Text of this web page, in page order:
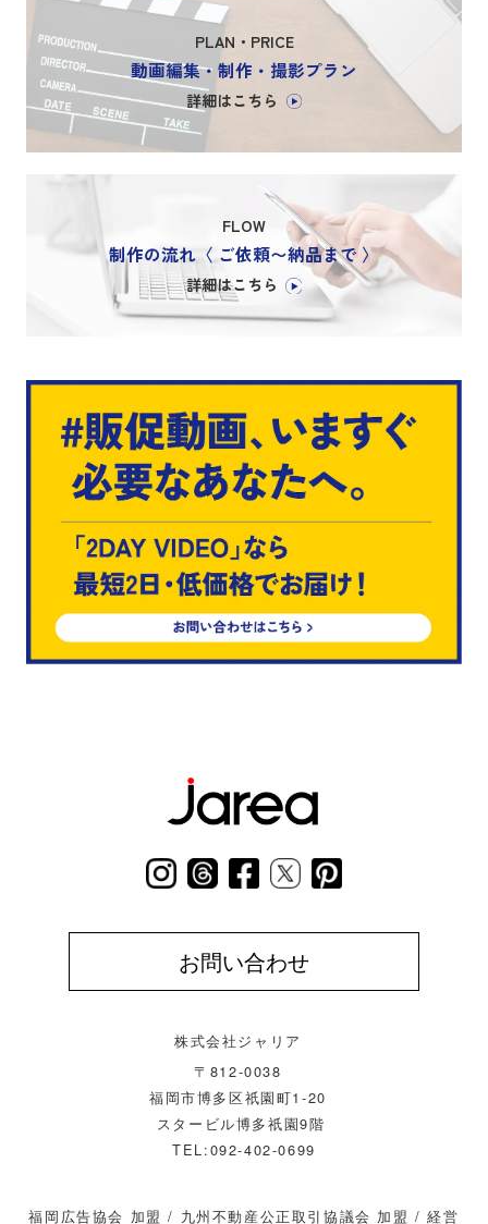
PLAN・PRICE
動画編集・制作・撮影プラン
詳細はこちら
FLOW
制作の流れ〈 ご依頼〜納品まで 〉
詳細はこちら
お問い合わせ
株式会社ジャリア
〒812-0038
福岡市博多区祇園町1-20
スタービル博多祇園9階
TEL:092-402-0699
福岡広告協会 加盟 / 九州不動産公正取引協議会 加盟 / 経営